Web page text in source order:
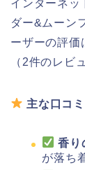
インターネッ
ダー&ムーン
ーザーの評価
（2件のレビ
主な口コ
香り
が落ち